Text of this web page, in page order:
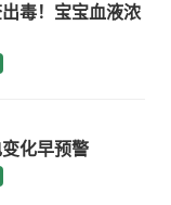
毒！宝宝血液浓
化早预警